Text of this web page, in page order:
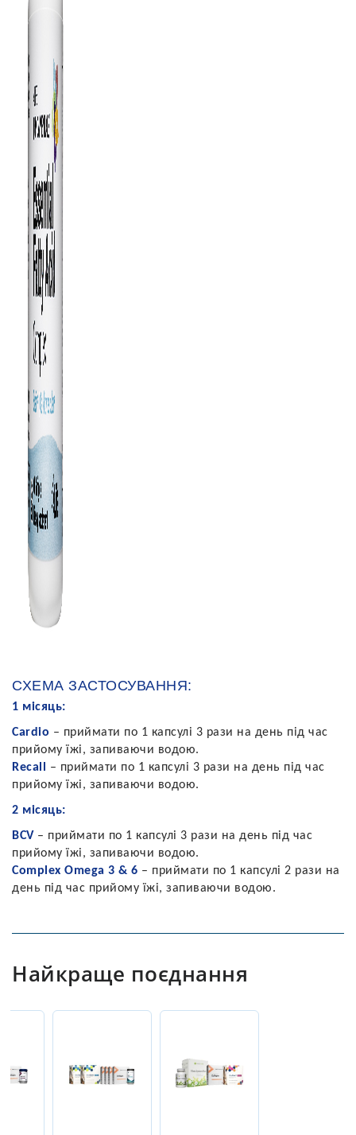
СХЕМА ЗАСТОСУВАННЯ:
1 місяць:
Cardio – приймати по 1 капсулі 3 рази на день під час
прийому їжі, запиваючи водою.
Recall
– приймати по 1 капсулі 3 рази на день під час
прийому їжі, запиваючи водою.
2 місяць:
BCV – приймати по 1 капсулі 3 рази на день під час
прийому їжі, запиваючи водою.
Complex Omega 3 & 6 – приймати по 1 капсулі 2 рази на
день під час прийому їжі, запиваючи водою.
Найкраще поєднання